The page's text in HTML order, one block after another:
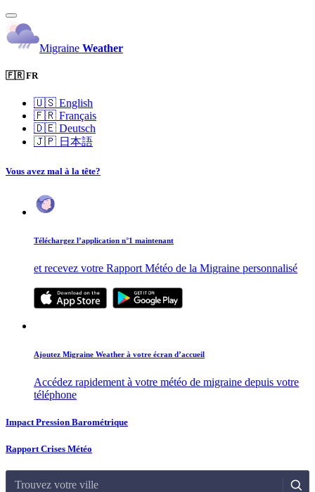
Migraine Weather
🇫🇷 FR
🇺🇸 English
🇫🇷 Français
🇩🇪 Deutsch
🇯🇵 日本語
Vous avez mal à la tête?
Téléchargez l’application n°1 maintenant
et recevez votre Rapport Météo de la Migraine personnalisé
Ajoutez Migraine Weather à votre écran d’accueil
Accédez rapidement à votre météo de migraine depuis votre
téléphone
Impact Pression Barométrique
Rapport Crises Météo
Trouvez votre ville